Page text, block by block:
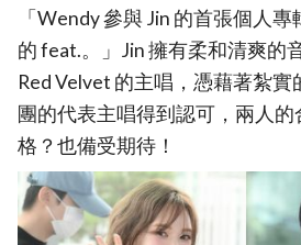
「Wendy 參與 Jin 的首張個人
的 feat.。」Jin 擁有柔和清爽的
Red Velvet 的主唱，憑藉著紮
團的代表主唱得到認可，兩人
格？也備受期待！